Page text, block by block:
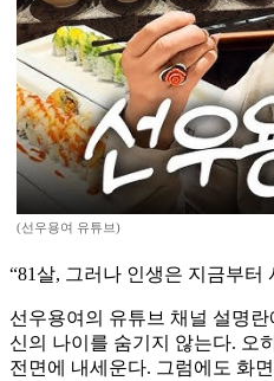
(선우용여 유튜브)
“81살, 그러나 인생은 지금부터
선우용여의 유튜브 채널 설명
신의 나이를 숨기지 않는다. 오
전면에 내세운다. 그럼에도 화